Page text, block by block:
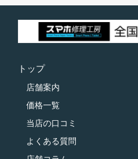
トップ
店舗案内
価格一覧
当店の口コミ
よくある質問